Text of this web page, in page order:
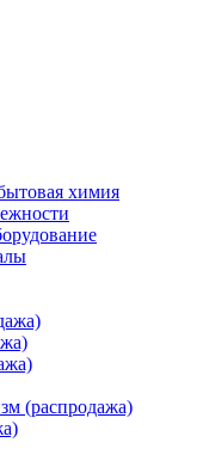
химия
(распродажа)